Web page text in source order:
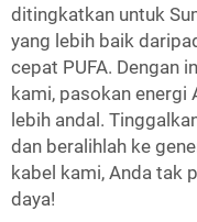
ditingkatkan untuk
yang lebih baik
cepat PUFA. Dengan
kami, pasokan energi
lebih andal.
dan beralihlah ke
kabel kami, Anda tak
daya!